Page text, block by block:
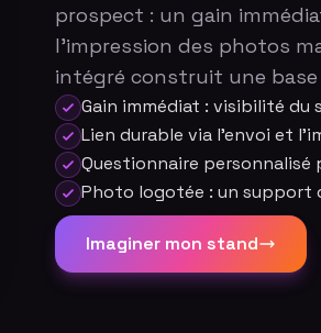
prospect : un gain
l'impression des photos
intégré construit une
Gain immédiat : visibilité
Lien durable via l'envoi et
Questionnaire personnalisé
Photo logotée : un support
Imaginer mon stand